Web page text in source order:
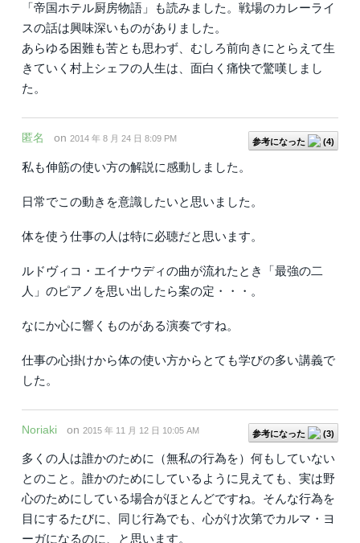
「帝国ホテル厨房物語」も読みました。戦場のカレーライ
スの話は興味深いものがありました。
あらゆる困難も苦とも思わず、むしろ前向きにとらえて生
きていく村上シェフの人生は、面白く痛快で驚嘆しまし
た。
参考になった (4)
匿名 on 2014 年 8 月 24 日 8:09 PM
私も伸筋の使い方の解説に感動しました。
日常でこの動きを意識したいと思いました。
体を使う仕事の人は特に必聴だと思います。
ルドヴィコ・エイナウディの曲が流れたとき「最強の二
人」のピアノを思い出したら案の定・・・。
なにか心に響くものがある演奏ですね。
仕事の心掛けから体の使い方からとても学びの多い講義で
した。
参考になった (3)
Noriaki on 2015 年 11 月 12 日 10:05 AM
多くの人は誰かのために（無私の行為を）何もしていない
とのこと。誰かのためにしているように見えても、実は野
心のためにしている場合がほとんどですね。そんな行為を
目にするたびに、同じ行為でも、心がけ次第でカルマ・ヨ
ーガになるのに、と思います。